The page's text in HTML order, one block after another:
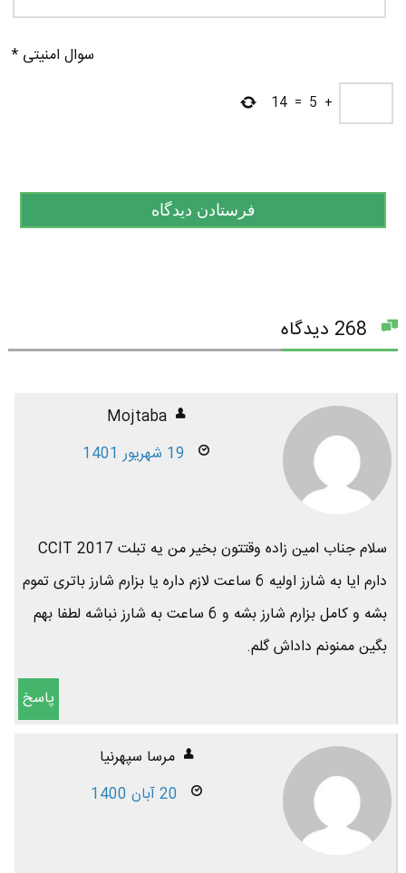
سوال امنیتی *
+
5
=
14
Mojtaba
19 شهریور 1401
سلام جناب امین زاده وقتتون بخیر من یه تبلت CCIT 2017
دارم ایا به شارز اولیه 6 ساعت لازم داره یا بزارم شارز باتری تموم
بشه و کامل بزارم شارز بشه و 6 ساعت به شارز نباشه لطفا بهم
بگین ممنونم داداش گلم.
پاسخ
مرسا سپهرنیا
20 آبان 1400